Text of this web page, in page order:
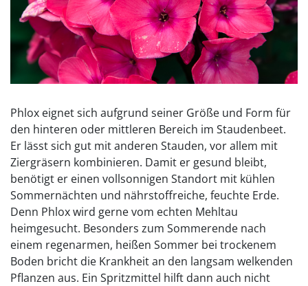
Phlox eignet sich aufgrund seiner Größe und Form für
den hinteren oder mittleren Bereich im Staudenbeet.
Er lässt sich gut mit anderen Stauden, vor allem mit
Ziergräsern kombinieren. Damit er gesund bleibt,
benötigt er einen vollsonnigen Standort mit kühlen
Sommernächten und nährstoffreiche, feuchte Erde.
Denn Phlox wird gerne vom echten Mehltau
heimgesucht. Besonders zum Sommerende nach
einem regenarmen, heißen Sommer bei trockenem
Boden bricht die Krankheit an den langsam welkenden
Pflanzen aus. Ein Spritzmittel hilft dann auch nicht